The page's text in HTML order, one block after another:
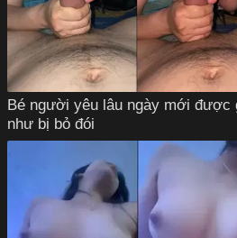
Bé người yêu lâu ngày mới được
như bị bỏ đói